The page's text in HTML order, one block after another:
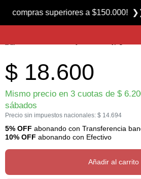
Producto nuevo
Hundidor para Moscas Henry´s Sinket marca
$ 18.600
Mismo precio en 3 cuotas de $
sábados
Precio sin impuestos nacionales: $ 14.694
5% OFF abonando con Transferencia
10% OFF abonando con Efectivo
Añadir al carrito
superiores a $150.000! ❯❯❯❯